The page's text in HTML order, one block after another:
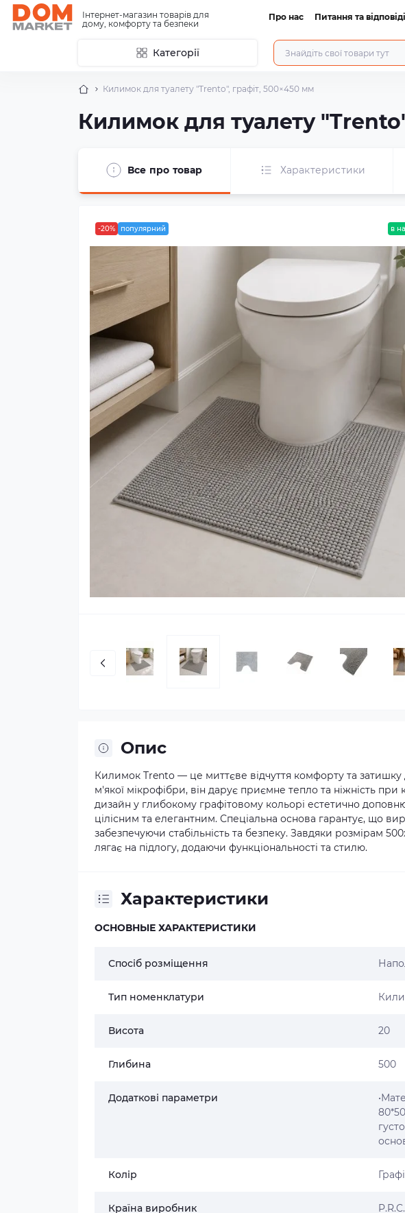
Інтернет-магазин товарів для
дому, комфорту та безпеки
Про нас Питання та відповіді
Категорії
Килимок для туалету "Trento", графіт, 500×450 мм
Килимок для туалету
Все про товар Характеристики
-20% популярний в
Опис
Килимок Trento — це миттєве відчуття комфорту та затишку
м'якої мікрофібри, він дарує приємне тепло та ніжність
дизайн у глибокому графітовому кольорі естетично
цілісним та елегантним. Спеціальна основа гарантує, що
забезпечуючи стабільність та безпеку. Завдяки розмірам
лягає на підлогу, додаючи функціональності та стилю.
Характеристики
ОСНОВНЫЕ ХАРАКТЕРИСТИКИ
Спосіб розміщення
Тип номенклатури
Висота 20
Глибина 500
Додаткові параметри
Колір
Країна виробник P.R.C.